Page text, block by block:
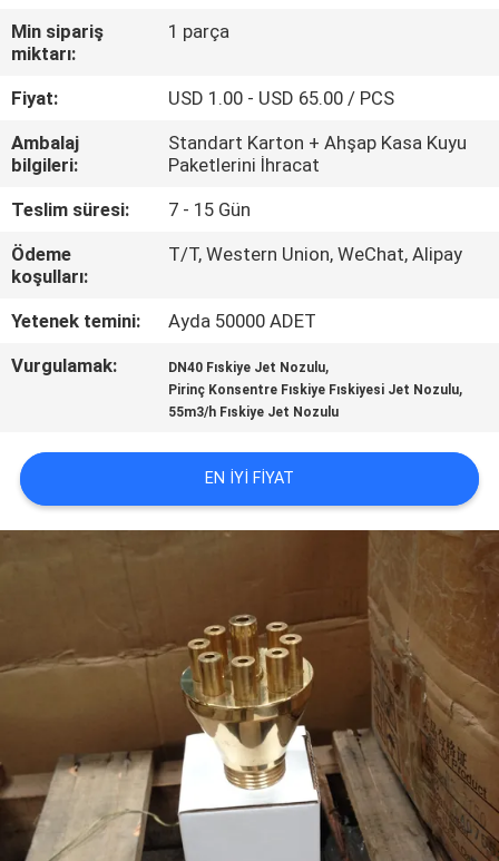
KALITE
KONTROL
BIZIMLE
ILETIŞIME
GEÇIN
BIR
TEKLIF
ISTEĞI
SITE
HARITASI
POLICY
Min sipariş
miktarı:
1 parça
Fiyat:
USD 1.00 - USD 65.00 / PCS
Ambalaj
bilgileri:
Standart Karton + Ahşap Kasa Kuyu
Paketlerini İhracat
Teslim süresi:
7 - 15 Gün
Ödeme
koşulları:
T/T, Western Union, WeChat, Alipay
Yetenek temini:
Ayda 50000 ADET
Vurgulamak:
DN40 Fıskiye Jet Nozulu,
Pirinç Konsentre Fıskiye Fıskiyesi Jet Nozulu,
55m3/h Fıskiye Jet Nozulu
EN IYI FIYAT